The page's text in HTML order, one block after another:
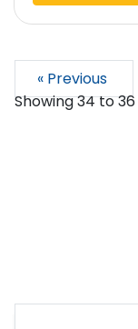
« Previous
Showing34to36